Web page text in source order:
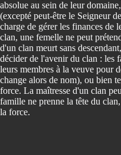
absolue au sein de leur
(excepté peut-être le Seigneur
charge de gérer les finances
clan, une femelle ne peut
d'un clan meurt sans
décider de l'avenir du clan : les
leurs membres à la veuve pour
change alors de nom), ou bien
force. La maîtresse d'un clan
famille ne prenne la tête du
la force.